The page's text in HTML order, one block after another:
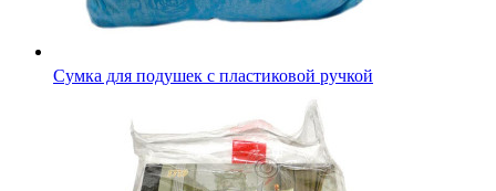
Картонная вкладка в упаковку постельного белья с